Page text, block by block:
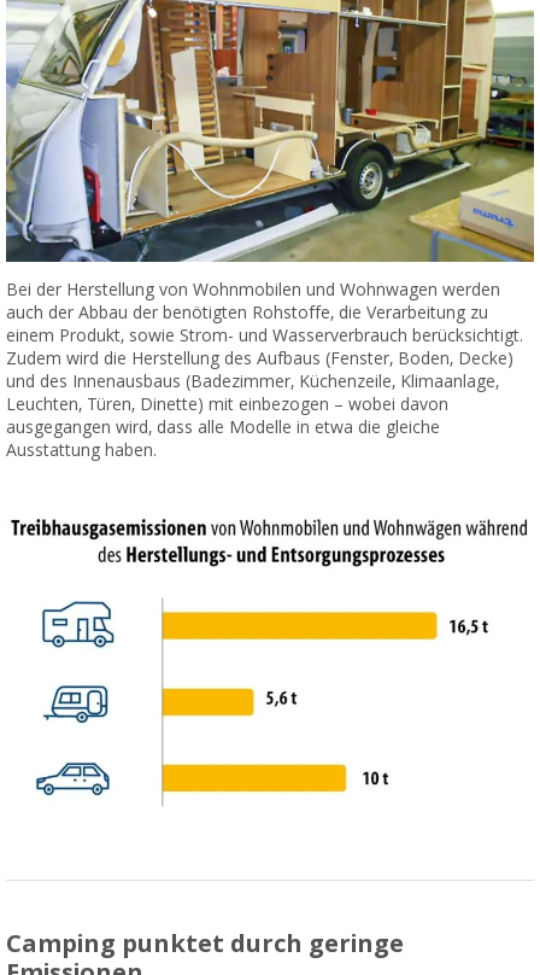
Bei der Herstellung von Wohnmobilen und Wohnwagen werden
auch der Abbau der benötigten Rohstoffe, die Verarbeitung zu
einem Produkt, sowie Strom- und Wasserverbrauch berücksichtigt.
Zudem wird die Herstellung des Aufbaus (Fenster, Boden, Decke)
und des Innenausbaus (Badezimmer, Küchenzeile, Klimaanlage,
Leuchten, Türen, Dinette) mit einbezogen – wobei davon
ausgegangen wird, dass alle Modelle in etwa die gleiche
Ausstattung haben.
Camping punktet durch geringe